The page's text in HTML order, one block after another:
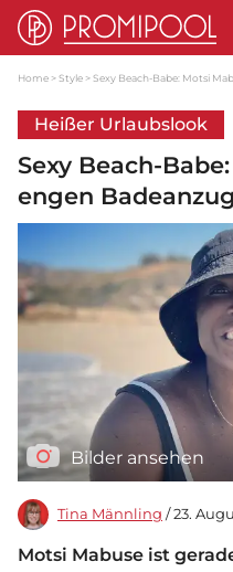
Home Style Sexy Beach-Babe: Motsi
Heißer Urlaubslook
Sexy Beach-
engen Badeanzug
Bilder ansehen
Tina Männling / 23.
Motsi Mabuse ist